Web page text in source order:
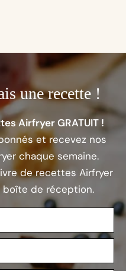
une recette !
Airfryer GRATUIT !
et recevez nos
chaque semaine.
de recettes Airfryer
de réception.